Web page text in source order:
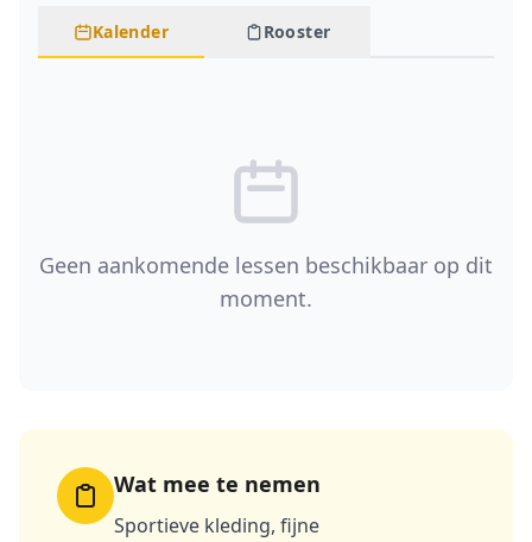
Kalender Rooster
Geen aankomende lessen beschikbaar op dit
moment.
Wat mee te nemen
Sportieve kleding, fijne